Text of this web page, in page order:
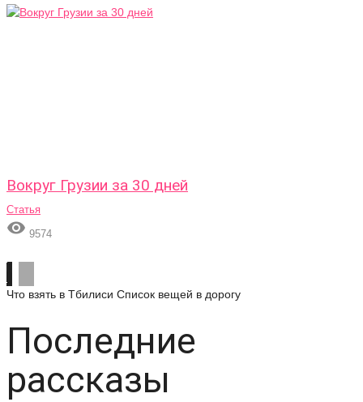
Вокруг Грузии за 30 дней
Статья
 9574
Что взять в Тбилиси Список вещей в дорогу
Последние
рассказы